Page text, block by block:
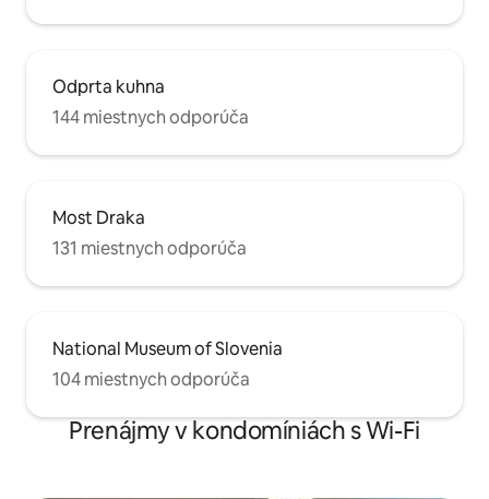
Odprta kuhna
144 miestnych odporúča
Most Draka
131 miestnych odporúča
National Museum of Slovenia
104 miestnych odporúča
Prenájmy v kondomíniách s Wi-Fi